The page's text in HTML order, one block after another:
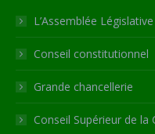
in
new
window
in
new
window
in
new
window
in
new
window
opens
in
new
L’Assemblée
Conseil constitutionnel
Grande chancellerie
Conseil Supérieur de la